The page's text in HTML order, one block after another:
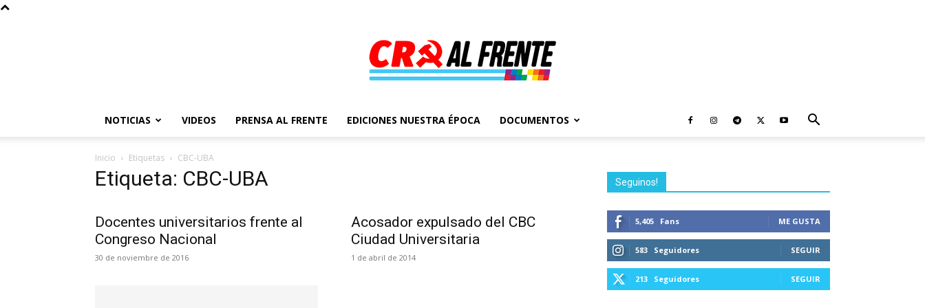
Al
NOTICIAS VIDEOS PRENSA AL FRENTE EDICIONES NUESTRA ÉPOCA DOCUMENTOS
Inicio Etiquetas CBC-UBA
Etiqueta: CBC-UBA
Docentes universitarios frente al
Congreso Nacional
30 de noviembre de 2016
Acosador expulsado del CBC
Ciudad Universitaria
1 de abril de 2014
Seguinos!
5,405 Fans ME GUSTA
583 Seguidores SEGUIR
213 Seguidores SEGUIR